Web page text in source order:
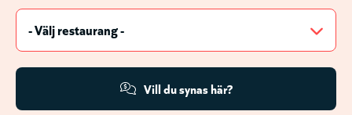
Vill du synas här?